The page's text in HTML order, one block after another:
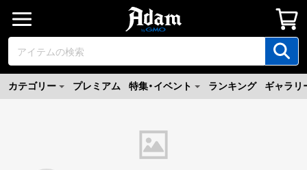
カテゴリー プレミアム 特集・イベント ランキング ギャラリ